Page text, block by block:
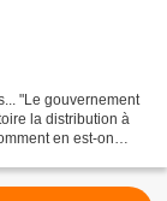
"Le gouvernement
la distribution à
en est-on